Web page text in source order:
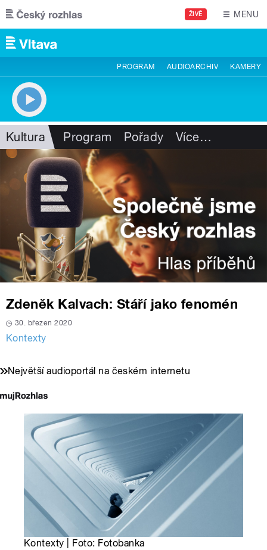
Přejít k hlavnímu obsahu
ŽIVĚ MENU
PROGRAM AUDIOARCHIV KAMERY
Kultura Program Pořady Více…
Zdeněk Kalvach: Stáří jako fenomén
30. březen 2020
Kontexty
Největší audioportál na českém internetu
Kontexty | Foto: Fotobanka